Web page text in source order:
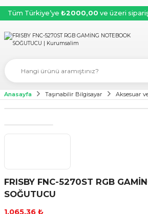
Tüm Türkiye’ye ₺2000,00 ve üzeri
Anasayfa Taşınabilir Bilgisayar Aksesuar
FRISBY FNC-5270ST RGB
SOĞUTUCU
1.065,36 ₺